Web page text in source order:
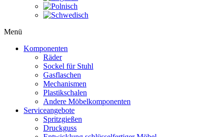
Menü
Komponenten
Räder
Sockel für Stuhl
Gasflaschen
Mechanismen
Plastikschalen
Andere Möbelkomponenten
Serviceangebote
Spritzgießen
Druckguss